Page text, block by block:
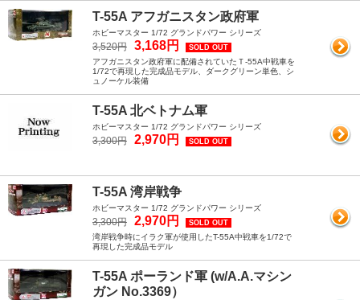
T-55A アフガニスタン政府軍
ホビーマスター 1/72 グランドパワー シリーズ
3,520円 3,168円 SOLD OUT
アフガニスタン政府軍に配備されていたＴ-55A中戦車を
1/72で再現した完成品モデル、ダークグリーン単色、シ
ュノーケル装備
T-55A 北ベトナム軍
ホビーマスター 1/72 グランドパワー シリーズ
3,300円 2,970円 SOLD OUT
T-55A 湾岸戦争
ホビーマスター 1/72 グランドパワー シリーズ
3,300円 2,970円 SOLD OUT
湾岸戦争時にイラク軍が使用したT-55A中戦車を1/72で
再現した完成品モデル
T-55A ポーランド軍 (w/A.A.マシン
ガン No.3369）